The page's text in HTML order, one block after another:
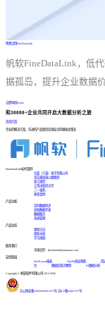
免费试用FineDataLink
帆软FineDataLink，低
据孤岛，提升企业数据价
立即体验Demo
和30000+企业共同开启大数据分析之旅
咨询方案
专业的解决方案、先进的产品帮您实现业务的爆发式增长
FineDataLink标杆案例
台晶（宁波）电子有限公司
某交通高速公路集团
浙江国贸
江西中医药大学
三一重机
更多案例
产品功能
实时数据同步
高效数据开发
数据服务
系统管理
产品动态
更新日志
帮助文档
学习视频
联系我们
市场合作：finedatalink@fanruan.com
友情链接
FineReport报表
FineBI商业智能
简
台
数据库知识教程 BI数据分析
Copyright © 帆软软件有限公司 2015-2026
苏公网安备32020502001567号 苏ICP备18065767号